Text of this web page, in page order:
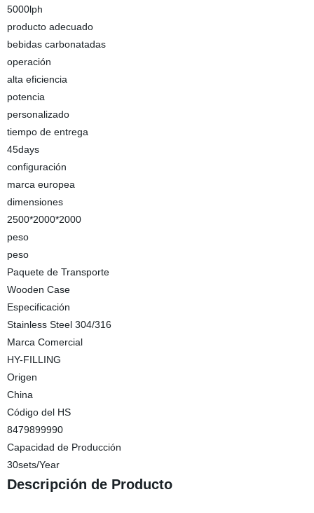
5000lph
producto adecuado
bebidas carbonatadas
operación
alta eficiencia
potencia
personalizado
tiempo de entrega
45days
configuración
marca europea
dimensiones
2500*2000*2000
peso
peso
Paquete de Transporte
Wooden Case
Especificación
Stainless Steel 304/316
Marca Comercial
HY-FILLING
Origen
China
Código del HS
8479899990
Capacidad de Producción
30sets/Year
Descripción de Producto